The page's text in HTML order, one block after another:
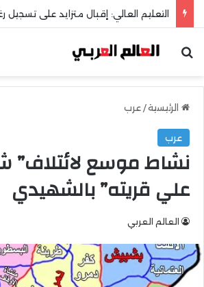
بحث عن
الرئيسية/ عرب
عرب
نشاط موسع لائتلاف”
علي قريته” بالشهيدي
العالم العربي